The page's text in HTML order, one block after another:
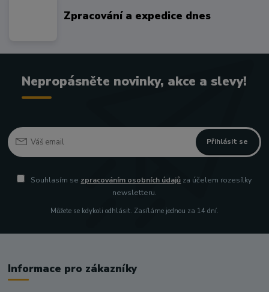
Zpracování a expedice dnes
Nepropásněte novinky, akce a slevy!
Přihlásit se
Souhlasím se zpracováním osobních údajů za účelem rozesílky
newsletteru.
Můžete se kdykoli odhlásit. Zasíláme jednou za 14 dní.
Informace pro zákazníky